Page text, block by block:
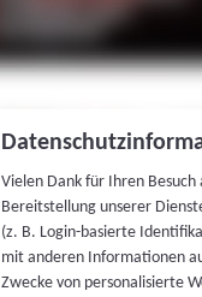
Vielen Dank für Ihren
Bereitstellung unserer
(z. B. Login-basierte
mit anderen Informationen
Zwecke von personalisierte